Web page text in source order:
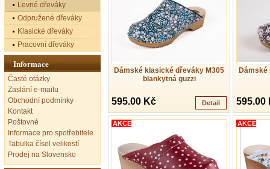
Dámské klasické dřeváky M305
blankytná guzzi
595.00 Kč Detail 595.00
AKCE AKCE
Levné dřeváky
Odpružené dřeváky
Klasické dřeváky
Pracovní dřeváky
Informace
Časté otázky
Zaslání e-mailu
Obchodní podmínky
Kontakt
Poštovné
Informace pro spotřebitele
Tabulka čísel velikostí
Prodej na Slovensko